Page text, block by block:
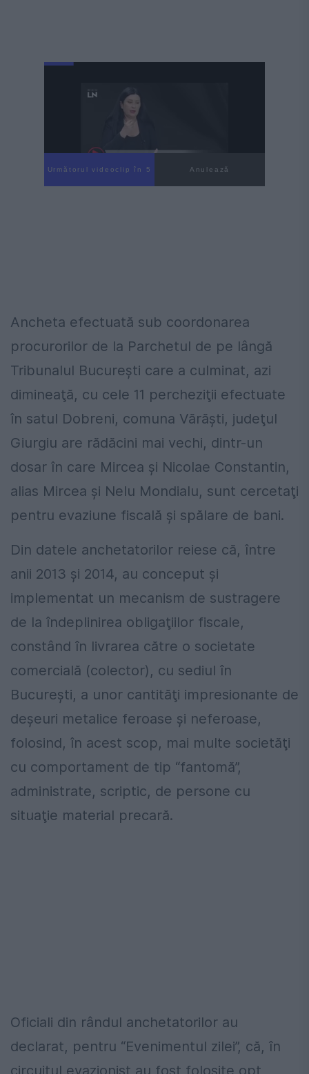
Următorul videoclip în 4 Anulează
Ancheta efectuată sub coordonarea
procurorilor de la Parchetul de pe lângă
Tribunalul Bucureşti care a culminat, azi
dimineaţă, cu cele 11 percheziţii efectuate
în satul Dobreni, comuna Vărăşti, judeţul
Giurgiu are rădăcini mai vechi, dintr-un
dosar în care Mircea şi Nicolae Constantin,
alias Mircea şi Nelu Mondialu, sunt cercetaţi
pentru evaziune fiscală şi spălare de bani.
Din datele anchetatorilor reiese că, între
anii 2013 şi 2014, au conceput şi
implementat un mecanism de sustragere
de la îndeplinirea obligaţiilor fiscale,
constând în livrarea către o societate
comercială (colector), cu sediul în
Bucureşti, a unor cantităţi impresionante de
deşeuri metalice feroase şi neferoase,
folosind, în acest scop, mai multe societăţi
cu comportament de tip “fantomă”,
administrate, scriptic, de persone cu
situaţie material precară.
Oficiali din rândul anchetatorilor au
declarat, pentru “Evenimentul zilei”, că, în
circuitul evazionist au fost folosite opt